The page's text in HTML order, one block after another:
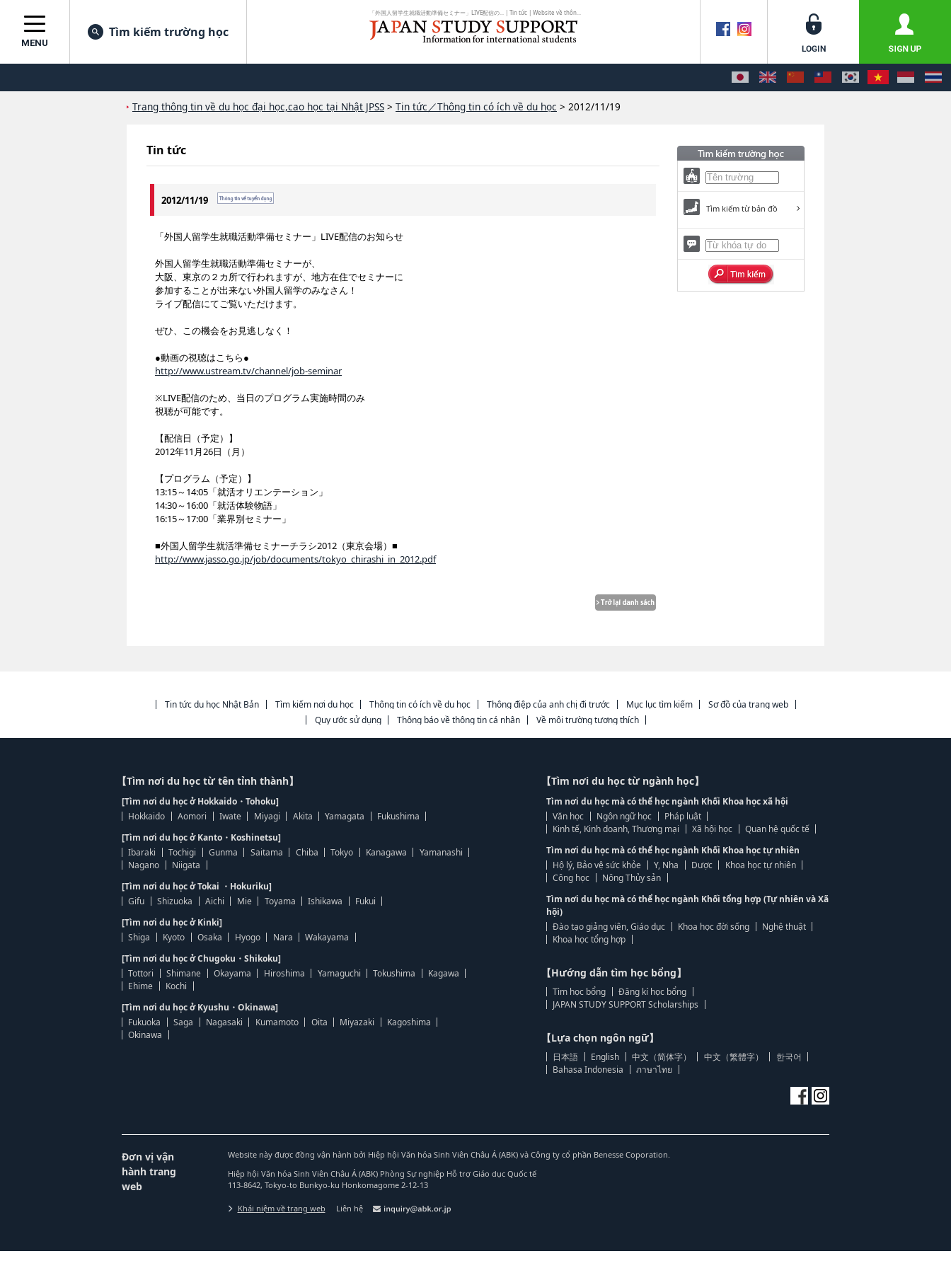
「外国人留学生就職活動準備セミナー」LIVE配信の... | Tin tức | Website về thôn...
MENU
Tìm kiếm trường học
Trang thông tin về du học đại học,cao học tại Nhật JPSS > Tin tức／Thông tin có ích về du học > 2012/11/19
Tin tức
2012/11/19
「外国人留学生就職活動準備セミナー」LIVE配信のお知らせ
外国人留学生就職活動準備セミナーが、
大阪、東京の２カ所で行われますが、地方在住でセミナーに
参加することが出来ない外国人留学のみなさん！
ライブ配信にてご覧いただけます。
ぜひ、この機会をお見逃しなく！
●動画の視聴はこちら●
http://www.ustream.tv/channel/job-seminar
※LIVE配信のため、当日のプログラム実施時間のみ
視聴が可能です。
【配信日（予定）】
2012年11月26日（月）
【プログラム（予定）】
13:15～14:05「就活オリエンテーション」
14:30～16:00「就活体験物語」
16:15～17:00「業界別セミナー」
■外国人留学生就活準備セミナーチラシ2012（東京会場）■
http://www.jasso.go.jp/job/documents/tokyo_chirashi_in_2012.pdf
Tìm kiếm từ bản đồ
Tin tức du học Nhật Bản Tìm kiếm nơi du học Thông tin có ích về du học Thông điệp của anh chị đi trước Mục lục tìm kiếm
Sơ đồ của trang web
Quy ước sử dụng
Thông báo về thông tin cá nhân Về môi trường tương thích
【Tìm nơi du học từ tên tỉnh thành】
[Tìm nơi du học ở Hokkaido・Tohoku]
Hokkaido
Aomori Iwate Miyagi Akita Yamagata
Fukushima
[Tìm nơi du học ở Kanto・Koshinetsu]
Ibaraki
Tochigi Gunma Saitama Chiba Tokyo Kanagawa
Yamanashi
Nagano
Niigata
[Tìm nơi du học ở Tokai ・Hokuriku]
Gifu
Shizuoka Aichi Mie Toyama Ishikawa
Fukui
[Tìm nơi du học ở Kinki]
Shiga
Kyoto Osaka Hyogo Nara
Wakayama
[Tìm nơi du học ở Chugoku・Shikoku]
Tottori
Shimane Okayama Hiroshima Yamaguchi Tokushima
Kagawa
Ehime
Kochi
[Tìm nơi du học ở Kyushu・Okinawa]
Fukuoka
Saga Nagasaki Kumamoto Oita Miyazaki
Kagoshima
Okinawa
【Tìm nơi du học từ ngành học】
Tìm nơi du học mà có thể học ngành Khối Khoa học xã hội
Văn học
Ngôn ngữ học
Pháp luật
Kinh tế, Kinh doanh, Thương mại
Xã hội học
Quan hệ quốc tế
Tìm nơi du học mà có thể học ngành Khối Khoa học tự nhiên
Hộ lý, Bảo vệ sức khỏe
Y, Nha Dược
Khoa học tự nhiên
Công học
Nông Thủy sản
Tìm nơi du học mà có thể học ngành Khối tổng hợp (Tự nhiên và Xã
hội)
Đào tạo giảng viên, Giáo dục
Khoa học đời sống
Nghệ thuật
Khoa học tổng hợp
【Hướng dẫn tìm học bổng】
Tìm học bổng
Đăng kí học bổng
JAPAN STUDY SUPPORT Scholarships
【Lựa chọn ngôn ngữ】
日本語 English 中文（简体字） 中文（繁體字）
한국어
Bahasa Indonesia
ภาษาไทย
Đơn vị vận
hành trang
web
Website này được đồng vận hành bởi Hiệp hội Văn hóa Sinh Viên Châu Á (ABK) và Công ty cổ phần Benesse Coporation.
Hiệp hội Văn hóa Sinh Viên Châu Á (ABK) Phòng Sự nghiệp Hỗ trợ Giáo dục Quốc tế
113-8642, Tokyo-to Bunkyo-ku Honkomagome 2-12-13
Khái niệm về trang web Liên hệ